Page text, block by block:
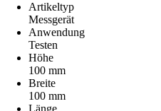
Artikeltyp
Messgerät
Anwendung
Testen
Höhe
100 mm
Breite
100 mm
Länge